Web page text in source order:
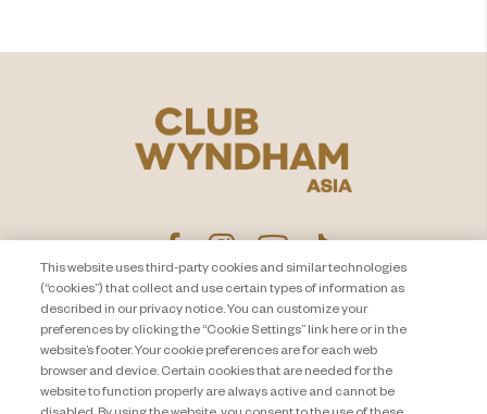
隐私声明
About Travel + Leisure Co
Cookie Settings
联系我们
网站地图
条款和条件
This website uses third-party cookies and similar technologies
(“cookies”) that collect and use certain types of information as
described in our privacy notice. You can customize your
preferences by clicking the “Cookie Settings” link here or in the
website’s footer. Your cookie preferences are for each web
browser and device. Certain cookies that are needed for the
website to function properly are always active and cannot be